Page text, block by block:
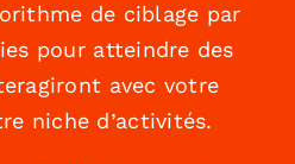
de ciblage par
pour atteindre des
avec votre
niche d’activités.